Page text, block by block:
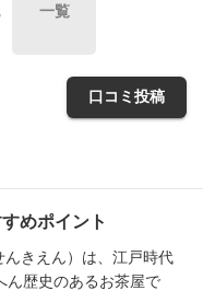
一覧
口コミ投稿
めポイント
きえん）は、江戸時代
ん歴史のあるお茶屋で